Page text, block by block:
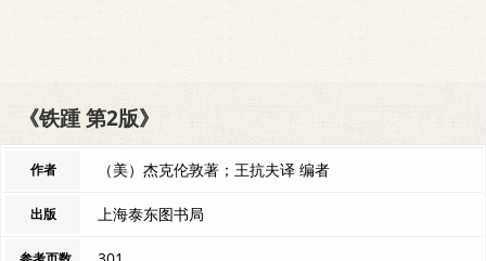
《铁踵 第2版》
作者 （美）杰克伦敦著；王抗夫译 编者
出版 上海泰东图书局